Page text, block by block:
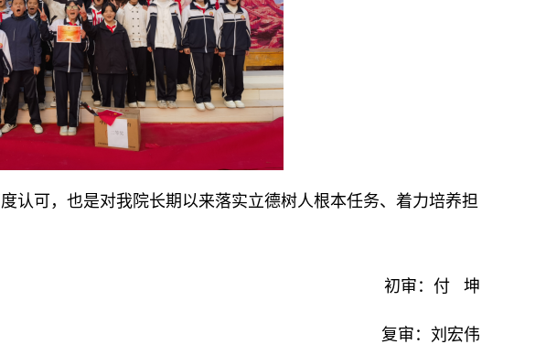
认可，也是对我院长期以来落实立德树人根本任务、着力培养担
初审：付 坤
复审：刘宏伟